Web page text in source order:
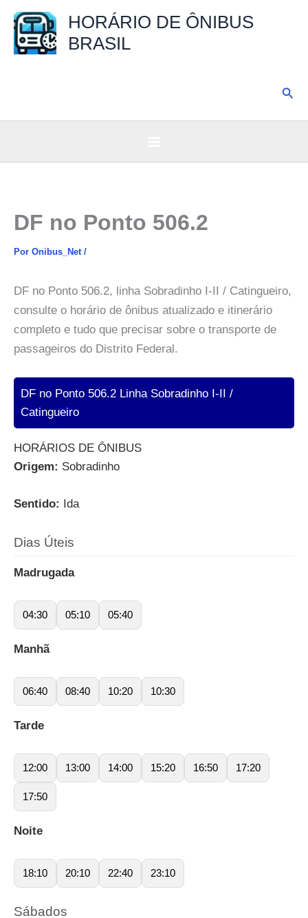
para
HORÁRIO DE ÔNIBUS
BRASIL
DF no Ponto 506.2
Por Onibus_Net /
DF no Ponto 506.2, linha Sobradinho I-II / Catingueiro,
consulte o horário de ônibus atualizado e itinerário
completo e tudo que precisar sobre o transporte de
passageiros do Distrito Federal.
DF no Ponto 506.2 Linha Sobradinho I-II /
Catingueiro
HORÁRIOS DE ÔNIBUS
Origem: Sobradinho
Sentido: Ida
Dias Úteis
Madrugada
04:30 05:10 05:40
Manhã
06:40 08:40 10:20 10:30
Tarde
12:00 13:00 14:00 15:20 16:50 17:20
17:50
Noite
18:10 20:10 22:40 23:10
Sábados